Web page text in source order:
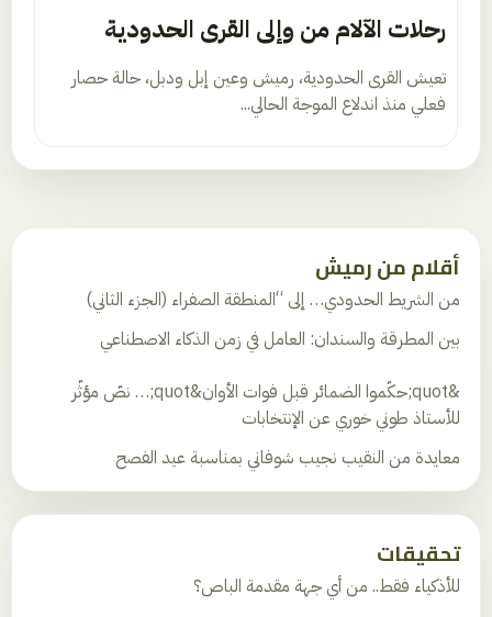
رحلات الآلام من وإلى القرى الحدودية
تعيش القرى الحدودية، رميش وعين إبل ودبل، حالة حصار
فعلي منذ اندلاع الموجة الحالي...
أقلام من رميش
من الشريط الحدودي… إلى “المنطقة الصفراء (الجزء الثاني)
بين المطرقة والسندان: العامل في زمن الذكاء الاصطناعي
&quot;حكّموا الضمائر قبل فوات الأوان&quot;… نصّ مؤثّر
للأستاذ طوني خوري عن الإنتخابات
معايدة من النقيب نجيب شوفاني بمناسبة عيد الفصح
تحقيقات
للأذكياء فقط.. من أي جهة مقدمة الباص؟